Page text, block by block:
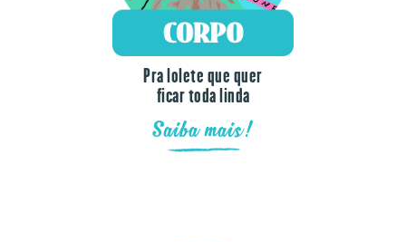
Pra lolete que quer
ficar toda linda
Saiba mais!